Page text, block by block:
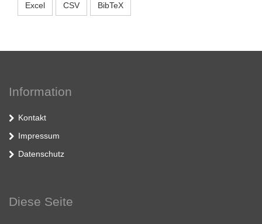
Excel CSV BibTeX
Information
Kontakt
Impressum
Datenschutz
Diese Seite